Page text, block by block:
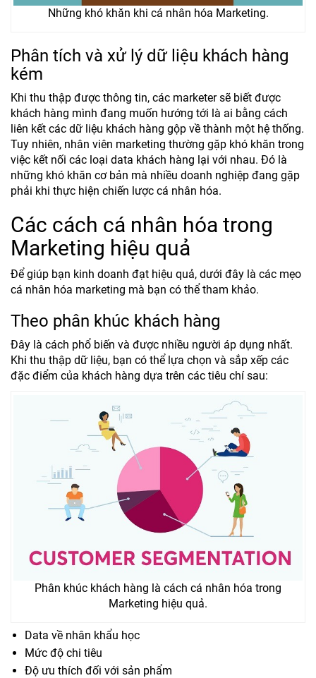
Những khó khăn khi cá nhân hóa Marketing.
Phân tích và xử lý dữ liệu khách hàng
kém
Khi thu thập được thông tin, các marketer sẽ biết được
khách hàng mình đang muốn hướng tới là ai bằng cách
liên kết các dữ liệu khách hàng gộp về thành một hệ thống.
Tuy nhiên, nhân viên marketing thường gặp khó khăn trong
việc kết nối các loại data khách hàng lại với nhau. Đó là
những khó khăn cơ bản mà nhiều doanh nghiệp đang gặp
phải khi thực hiện chiến lược cá nhân hóa.
Các cách cá nhân hóa trong
Marketing hiệu quả
Để giúp bạn kinh doanh đạt hiệu quả, dưới đây là các mẹo
cá nhân hóa marketing mà bạn có thể tham khảo.
Theo phân khúc khách hàng
Đây là cách phổ biến và được nhiều người áp dụng nhất.
Khi thu thập dữ liệu, bạn có thể lựa chọn và sắp xếp các
đặc điểm của khách hàng dựa trên các tiêu chí sau:
Phân khúc khách hàng là cách cá nhân hóa trong
Marketing hiệu quả.
Data về nhân khẩu học
Mức độ chi tiêu
Độ ưu thích đối với sản phẩm